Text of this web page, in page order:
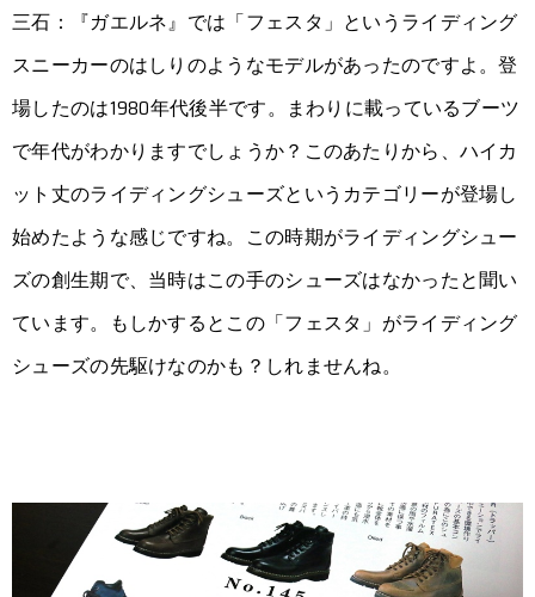
三石：『ガエルネ』では「フェスタ」というライディング
スニーカーのはしりのようなモデルがあったのですよ。登
場したのは1980年代後半です。まわりに載っているブーツ
で年代がわかりますでしょうか？このあたりから、ハイカ
ット丈のライディングシューズというカテゴリーが登場し
始めたような感じですね。この時期がライディングシュー
ズの創生期で、当時はこの手のシューズはなかったと聞い
ています。もしかするとこの「フェスタ」がライディング
シューズの先駆けなのかも？しれませんね。